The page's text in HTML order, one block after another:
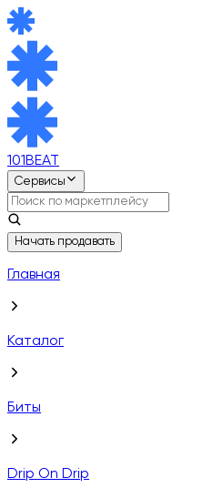
101BEAT
Сервисы
Начать продавать
Главная
Каталог
Биты
Drip On Drip